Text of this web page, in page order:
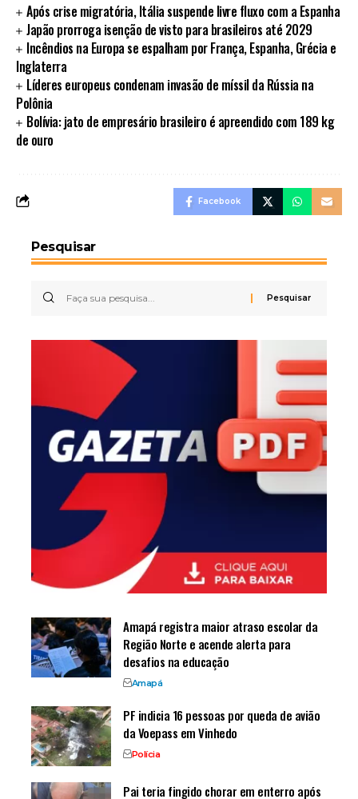
Após crise migratória, Itália suspende livre fluxo com a Espanha
Japão prorroga isenção de visto para brasileiros até 2029
Incêndios na Europa se espalham por França, Espanha, Grécia e
Inglaterra
Líderes europeus condenam invasão de míssil da Rússia na
Polônia
Bolívia: jato de empresário brasileiro é apreendido com 189 kg
de ouro
Facebook
Pesquisar
Amapá registra maior atraso escolar da
Região Norte e acende alerta para
desafios na educação
Amapá
PF indicia 16 pessoas por queda de avião
da Voepass em Vinhedo
Polícia
Pai teria fingido chorar em enterro após